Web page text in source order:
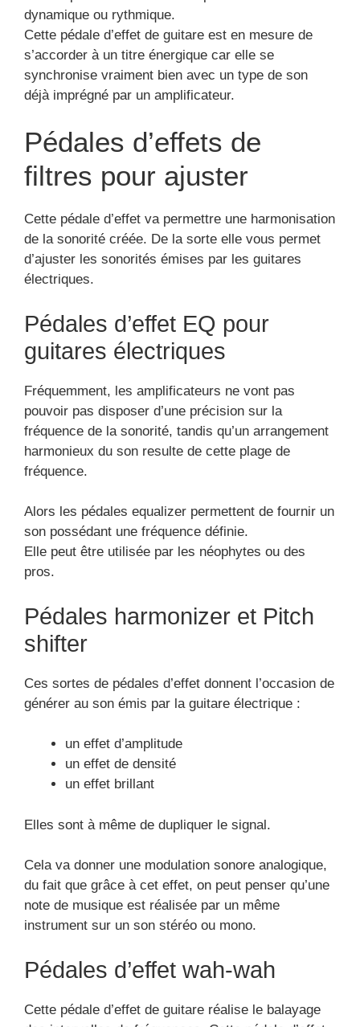
dynamique ou rythmique.
Cette pédale d’effet de guitare est en mesure de
s’accorder à un titre énergique car elle se
synchronise vraiment bien avec un type de son
déjà imprégné par un amplificateur.
Pédales d’effets de
filtres pour ajuster
Cette pédale d’effet va permettre une harmonisation
de la sonorité créée. De la sorte elle vous permet
d’ajuster les sonorités émises par les guitares
électriques.
Pédales d’effet EQ pour
guitares électriques
Fréquemment, les amplificateurs ne vont pas
pouvoir pas disposer d’une précision sur la
fréquence de la sonorité, tandis qu’un arrangement
harmonieux du son resulte de cette plage de
fréquence.
Alors les pédales equalizer permettent de fournir un
son possédant une fréquence définie.
Elle peut être utilisée par les néophytes ou des
pros.
Pédales harmonizer et Pitch
shifter
Ces sortes de pédales d’effet donnent l’occasion de
générer au son émis par la guitare électrique :
un effet d’amplitude
un effet de densité
un effet brillant
Elles sont à même de dupliquer le signal.
Cela va donner une modulation sonore analogique,
du fait que grâce à cet effet, on peut penser qu’une
note de musique est réalisée par un même
instrument sur un son stéréo ou mono.
Pédales d’effet wah-wah
Cette pédale d’effet de guitare réalise le balayage